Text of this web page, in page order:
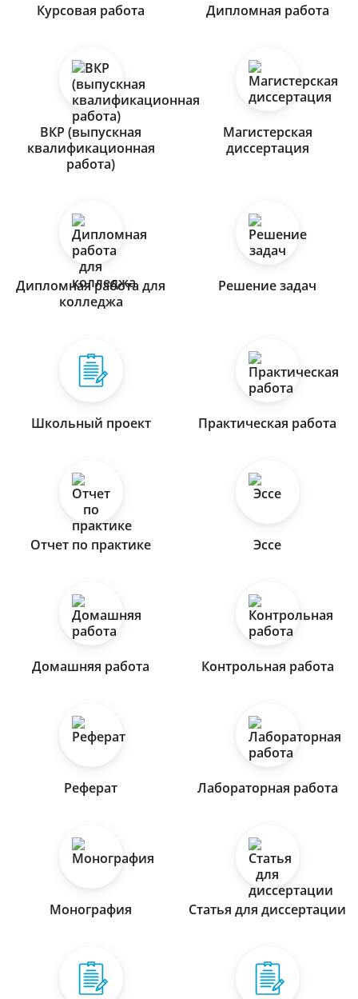
Курсовая работа Дипломная работа
ВКР (выпускная
квалификационная
работа)
Магистерская
диссертация
Дипломная работа для
колледжа
Решение задач
Школьный проект Практическая работа
Отчет по практике Эссе
Домашняя работа Контрольная работа
Реферат Лабораторная работа
Монография Статья для диссертации